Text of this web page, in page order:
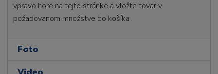
vpravo hore na tejto stránke a vložte tovar v
požadovanom množstve do košíka
Foto